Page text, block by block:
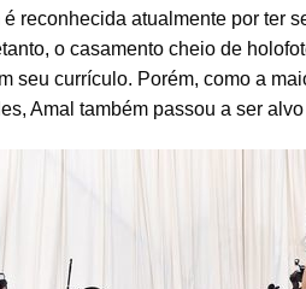
reconhecida atualmente por ter
o casamento cheio de
seu currículo. Porém, como a
Amal também passou a ser